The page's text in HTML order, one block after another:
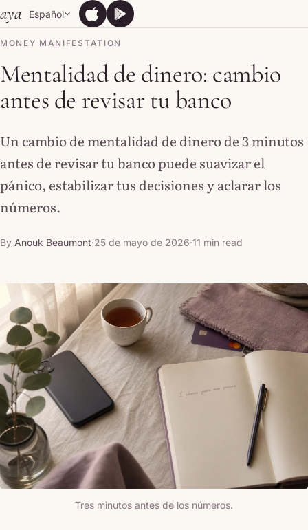
Skip to content
aya Español App Store
App StoreGoogle Play
Google Play
MONEY MANIFESTATION
Mentalidad de dinero: cambio
antes de revisar tu banco
Un cambio de mentalidad de dinero de 3 minutos
antes de revisar tu banco puede suavizar el
pánico, estabilizar tus decisiones y aclarar los
números.
By Anouk Beaumont·25 de mayo de 2026·11 min read
Tres minutos antes de los números.